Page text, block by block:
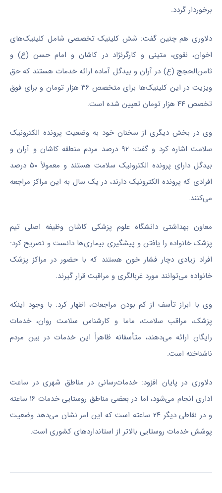
برخوردار گردد.
دلاوری هم چنین گفت: شش کلینیک تخصصی شامل کلینیک‌های
اخوان، نقوی، متینی و کارگرنژاد در کاشان و امام حسن (ع) و
ثامن‌الحجج (ع) در آران و بیدگل آماده ارائه خدمات هستند که حق
ویزیت در این کلینیک‌ها برای متخصص ۳۶ هزار تومان و برای فوق
تخصص ۴۴ هزار تومان تعیین شده است.
وی در بخش دیگری از سخنان خود به وضعیت پرونده الکترونیک
سلامت اشاره کرد و گفت: ۹۲ درصد مردم منطقه کاشان و آران و
بیدگل دارای پرونده الکترونیک سلامت هستند و معمولاً ۵۰ درصد
افرادی که پرونده الکترونیک دارند، در یک سال به این مراکز مراجعه
می‌کنند.
معاون بهداشتی دانشگاه علوم پزشکی کاشان وظیفه اصلی تیم
پزشک خانواده را یافتن و پیشگیری بیماری‌ها دانست و تصریح کرد:
افراد زیادی دچار فشار خون هستند که با حضور در مراکز پزشک
خانواده می‌توانند مورد غربالگری و مراقبت قرار گیرند.
وی با ابراز تأسف از کم بودن مراجعات، اظهار کرد: با وجود اینکه
پزشک، مراقب سلامت، ماما و کارشناس سلامت روان، خدمات
رایگان ارائه می‌دهند، متأسفانه ظاهراً این خدمات در بین مردم
ناشناخته است.
دلاوری در پایان افزود: خدمات‌رسانی در مناطق شهری در ساعت
اداری انجام می‌شود، اما در بعضی مناطق روستایی خدمات ۱۶ ساعته
و در نقاطی دیگر ۲۴ ساعته است که این امر نشان می‌دهد وضعیت
پوشش خدمات روستایی بالاتر از استانداردهای کشوری است.